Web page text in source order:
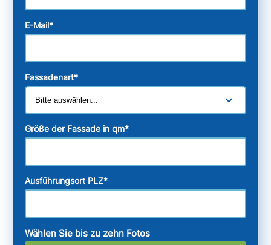
E-Mail*
Fassadenart*
Größe der Fassade in qm*
Ausführungsort PLZ*
Wählen Sie bis zu zehn Fotos